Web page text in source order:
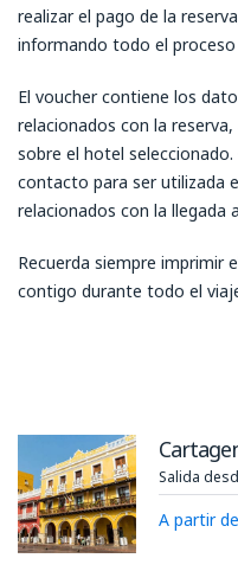
realizar el pago de la
informando todo el proceso
El voucher contiene los
relacionados con la
sobre el hotel
contacto para ser utilizada
relacionados con la llegada
Recuerda siempre imprimir
contigo durante todo el
Salida
A partir